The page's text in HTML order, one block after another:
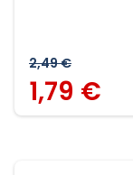
2,49 €
1,79 €